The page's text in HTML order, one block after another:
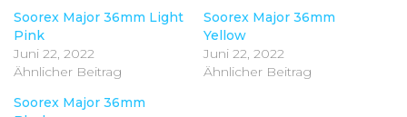
Soorex Major 36mm Light
Pink
Juni 22, 2022
Ähnlicher Beitrag
Soorex Major 36mm
Yellow
Juni 22, 2022
Ähnlicher Beitrag
Soorex Major 36mm